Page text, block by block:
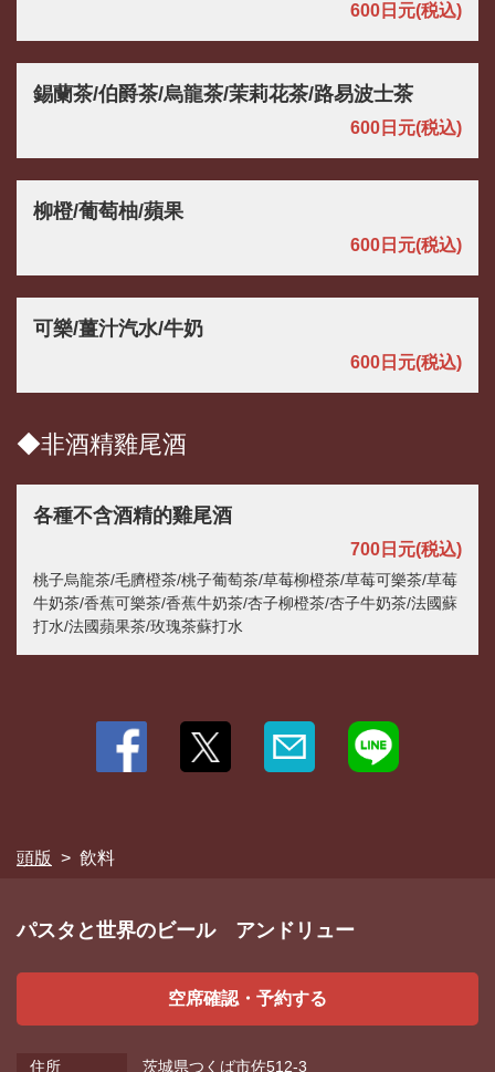
600日元(税込)
錫蘭茶/伯爵茶/烏龍茶/茉莉花茶/路易波士茶
600日元(税込)
柳橙/葡萄柚/蘋果
600日元(税込)
可樂/薑汁汽水/牛奶
600日元(税込)
◆非酒精雞尾酒
各種不含酒精的雞尾酒
700日元(税込)
桃子烏龍茶/毛臍橙茶/桃子葡萄茶/草莓柳橙茶/草莓可樂茶/草莓
牛奶茶/香蕉可樂茶/香蕉牛奶茶/杏子柳橙茶/杏子牛奶茶/法國蘇
打水/法國蘋果茶/玫瑰茶蘇打水
頭版 飲料
パスタと世界のビール アンドリュー
空席確認・予約する
住所 茨城県つくば市佐512-3